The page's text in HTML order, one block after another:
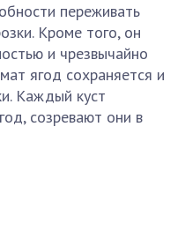
переживать
Кроме того, он
и чрезвычайно
ягод сохраняется и
Каждый куст
созревают они в